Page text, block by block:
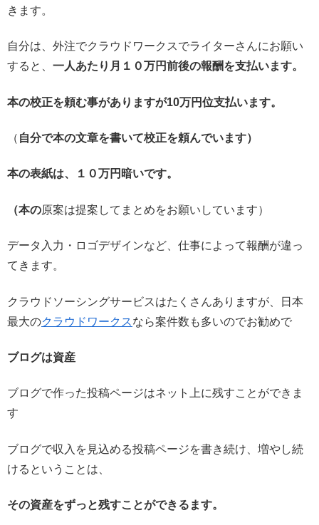
きます。
自分は、外注でクラウドワークスでライターさんにお願い
すると、 一人あたり月１０万円前後の報酬を支払います。
本の校正を頼む事がありますが10万円位支払います。
（ 自分で本の文章を書いて校正を頼んでいます）
本の表紙は、１０万円暗いです。
（本の原案は提案してまとめをお願いしています）
データ入力・ロゴデザインなど、仕事によって報酬が違っ
てきます。
クラウドソーシングサービスはたくさんありますが、日本
最大のクラウドワークスなら案件数も多いのでお勧めで
ブログは資産
ブログで作った投稿ページはネット上に残すことができま
す
ブログで収入を見込める投稿ページを書き続け、増やし続
けるということは、
その資産をずっと残すことができるます。